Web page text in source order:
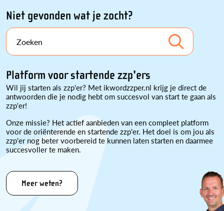
Niet gevonden wat je zocht?
Zoeken
Platform voor startende zzp'ers
Wil jij starten als zzp'er? Met ikwordzzper.nl krijg je direct de
antwoorden die je nodig hebt om succesvol van start te gaan als
zzp'er!
Onze missie? Het actief aanbieden van een compleet platform
voor de oriënterende en startende zzp'er. Het doel is om jou als
zzp'er nog beter voorbereid te kunnen laten starten en daarmee
succesvoller te maken.
Meer weten?